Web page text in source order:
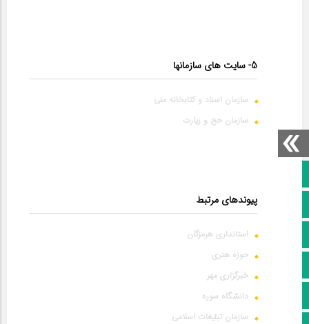
5- سایت های سازمانها
سازمان اسناد و کتابخانه ملی
سازمان حج و زیارت
پیوندهای مرتبط
استانداری هرمزگان
حوزه هنری
خبرگزاری مهر
دانشگاه سوره
سازمان تبلیغات اسلامی